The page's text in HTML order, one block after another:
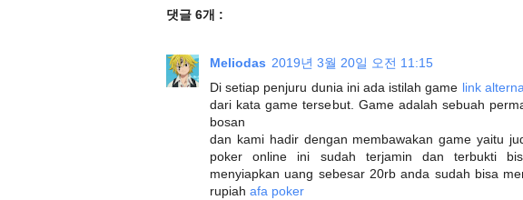
댓글 6개 :
Meliodas 2019년 3월 20일 오전 11:15
Di setiap penjuru dunia ini ada istilah game link
dari kata game tersebut. Game adalah sebuah
bosan
dan kami hadir dengan membawakan game yaitu
poker online ini sudah terjamin dan terbukti
menyiapkan uang sebesar 20rb anda sudah bisa
rupiah afa poker